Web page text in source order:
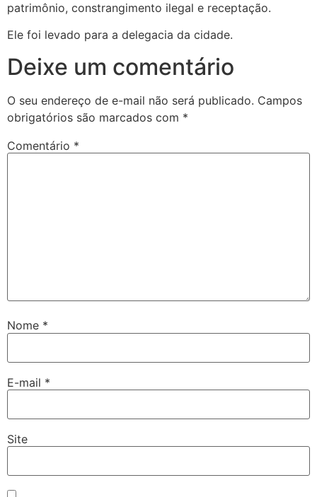
patrimônio, constrangimento ilegal e receptação.
Ele foi levado para a delegacia da cidade.
Deixe um comentário
O seu endereço de e-mail não será publicado. Campos
obrigatórios são marcados com *
Comentário *
Nome *
E-mail *
Site